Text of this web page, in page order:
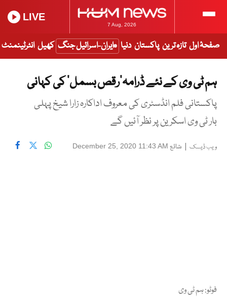
7 Aug, 2026
LIVE
صفحۂ اول تازہ ترین پاکستان دنیا ایران-اسرائیل جنگ کھیل انٹرٹینمنٹ
ہم ٹی وی کے نئے ڈرامہ’رقص بسمل‘ کی کہانی
پاکستانی فلم انڈسٹری کی معروف اداکارہ زارا شیخ پہلی
بار ٹی وی اسکرین پر نظر آئیں گے
ویب ڈیسک | شائع December 25, 2020 11:43 AM
فوٹو: ہم ٹی وی